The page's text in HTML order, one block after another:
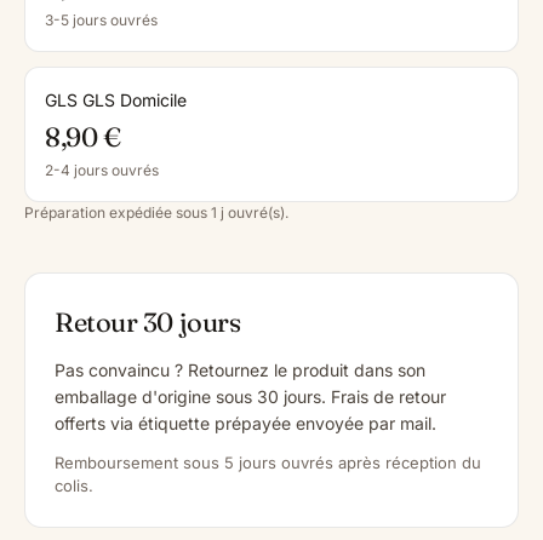
3-5 jours ouvrés
GLS GLS Domicile
8,90 €
2-4 jours ouvrés
Préparation expédiée sous 1 j ouvré(s).
Retour 30 jours
Pas convaincu ? Retournez le produit dans son
emballage d'origine sous 30 jours. Frais de retour
offerts via étiquette prépayée envoyée par mail.
Remboursement sous 5 jours ouvrés après réception du
colis.